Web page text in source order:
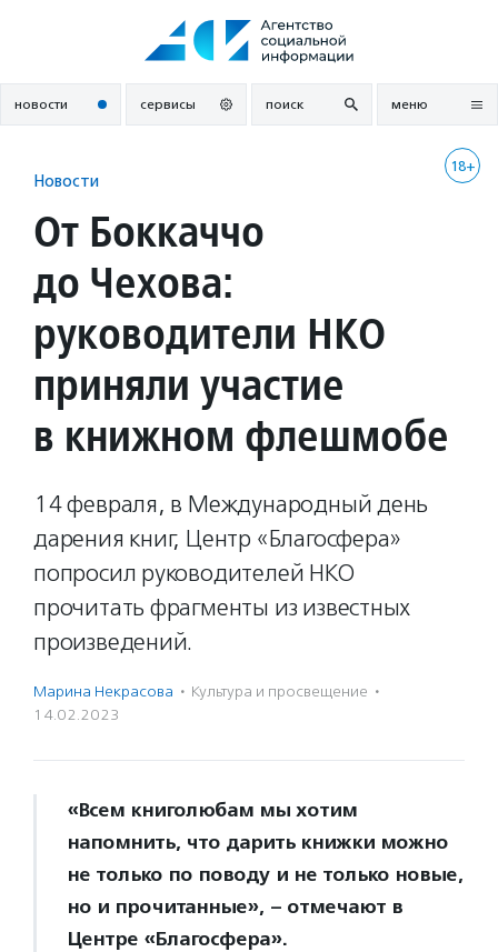
новости сервисы поиск меню
18+
Новости
От Боккаччо
до Чехова:
руководители НКО
приняли участие
в книжном флешмобе
14 февраля, в Международный день
дарения книг, Центр «Благосфера»
попросил руководителей НКО
прочитать фрагменты из известных
произведений.
Марина Некрасова · Культура и просвещение ·
14.02.2023
«Всем книголюбам мы хотим
напомнить, что дарить книжки можно
не только по поводу и не только новые,
но и прочитанные», – отмечают в
Центре «Благосфера».